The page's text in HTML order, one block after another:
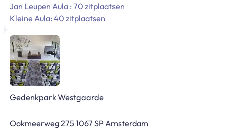
Jan Leupen Aula : 70 zitplaatsen
Kleine Aula: 40 zitplaatsen
Gedenkpark Westgaarde
Ookmeerweg 275 1067 SP Amsterdam